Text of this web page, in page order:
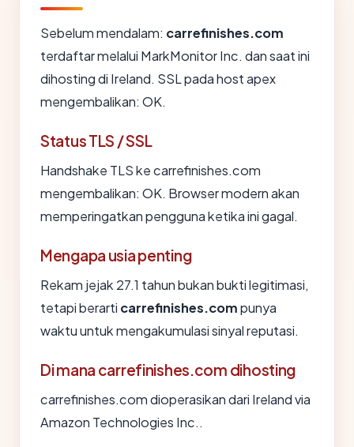
Sebelum mendalam: carrefinishes.com
terdaftar melalui MarkMonitor Inc. dan saat ini
dihosting di Ireland. SSL pada host apex
mengembalikan: OK.
Status TLS / SSL
Handshake TLS ke carrefinishes.com
mengembalikan: OK. Browser modern akan
memperingatkan pengguna ketika ini gagal.
Mengapa usia penting
Rekam jejak 27.1 tahun bukan bukti legitimasi,
tetapi berarti carrefinishes.compunya
waktu untuk mengakumulasi sinyal reputasi.
Di mana carrefinishes.com dihosting
carrefinishes.com dioperasikan dari Ireland via
Amazon Technologies Inc..